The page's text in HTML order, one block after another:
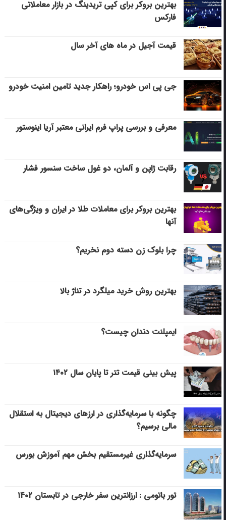
بهترین بروکر برای کپی‌ تریدینگ در بازار معاملاتی
فارکس
قیمت آجیل در ماه های آخر سال
جی پی اس خودرو؛ راهکار جدید تامین امنیت خودرو
معرفی و بررسی پراپ فرم ایرانی معتبر آریا اینوستور
رقابت ژاپن و آلمان، دو غول ساخت سنسور فشار
بهترین بروکر برای معاملات طلا در ایران و ویژگی‌های
آنها
چرا بلوک زن دسته دوم نخریم؟
بهترین روش خرید میلگرد در تناژ بالا
ایمپلنت دندان چیست؟
پیش بینی قیمت تتر تا پایان سال ۱۴۰۲
چگونه با سرمایه‌گذاری در ارزهای دیجیتال به استقلال
مالی برسیم؟
سرمایه‌گذاری غیرمستقیم بخش مهم آموزش بورس
تور باتومی : ارزانترین سفر خارجی در تابستان ۱۴۰۲